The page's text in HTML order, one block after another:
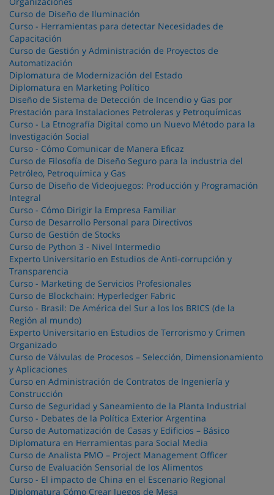
Curso de Diseño de Iluminación
Curso - Herramientas para detectar Necesidades de
Capacitación
Curso de Gestión y Administración de Proyectos de
Automatización
Diplomatura de Modernización del Estado
Diplomatura en Marketing Político
Diseño de Sistema de Detección de Incendio y Gas por
Prestación para Instalaciones Petroleras y Petroquímicas
Curso - La Etnografía Digital como un Nuevo Método para la
Investigación Social
Curso - Cómo Comunicar de Manera Eficaz
Curso de Filosofía de Diseño Seguro para la industria del
Petróleo, Petroquímica y Gas
Curso de Diseño de Videojuegos: Producción y Programación
Integral
Curso - Cómo Dirigir la Empresa Familiar
Curso de Desarrollo Personal para Directivos
Curso de Gestión de Stocks
Curso de Python 3 - Nivel Intermedio
Experto Universitario en Estudios de Anti-corrupción y
Transparencia
Curso - Marketing de Servicios Profesionales
Curso de Blockchain: Hyperledger Fabric
Curso - Brasil: De América del Sur a los los BRICS (de la
Región al mundo)
Experto Universitario en Estudios de Terrorismo y Crimen
Organizado
Curso de Válvulas de Procesos – Selección, Dimensionamiento
y Aplicaciones
Curso en Administración de Contratos de Ingeniería y
Construcción
Curso de Seguridad y Saneamiento de la Planta Industrial
Curso - Debates de la Política Exterior Argentina
Curso de Automatización de Casas y Edificios – Básico
Diplomatura en Herramientas para Social Media
Curso de Analista PMO – Project Management Officer
Curso de Evaluación Sensorial de los Alimentos
Curso - El impacto de China en el Escenario Regional
Diplomatura Cómo Crear Juegos de Mesa